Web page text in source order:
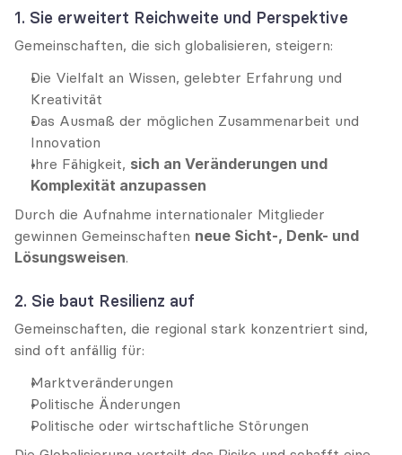
1. Sie erweitert Reichweite und Perspektive
Gemeinschaften, die sich globalisieren, steigern:
Die Vielfalt an Wissen, gelebter Erfahrung und
Kreativität
Das Ausmaß der möglichen Zusammenarbeit und
Innovation
Ihre Fähigkeit, sich an Veränderungen und
Komplexität anzupassen
Durch die Aufnahme internationaler Mitglieder
gewinnen Gemeinschaften neue Sicht-, Denk- und
Lösungsweisen.
2. Sie baut Resilienz auf
Gemeinschaften, die regional stark konzentriert sind,
sind oft anfällig für:
Marktveränderungen
Politische Änderungen
Politische oder wirtschaftliche Störungen